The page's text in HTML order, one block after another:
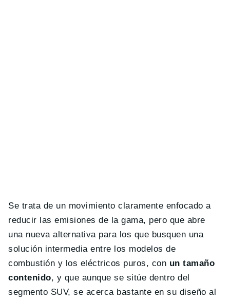
Se trata de un movimiento claramente enfocado a
reducir las emisiones de la gama, pero que abre
una nueva alternativa para los que busquen una
solución intermedia entre los modelos de
combustión y los eléctricos puros, con un tamaño
contenido, y que aunque se sitúe dentro del
segmento SUV, se acerca bastante en su diseño al